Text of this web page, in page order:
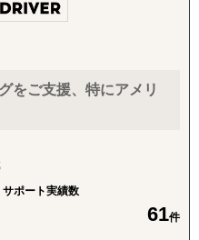
断/作成・現地エージェン
ションの構築まで、実務
い企業さまの「意思決定
併走。米国プランでは
ージャーとして直接関与
します。
他）での営業代行
）の輸出入対応
サポート
いう壁を取り除き、
るよう、専門知識と情熱
高い信頼と円安傾向が追
定 2022年6月 令和4年度
加盟 札幌市・仙台市振
ム上場企業 中小卸売小
をご支援、特にアメリ
サポート実績数
61件